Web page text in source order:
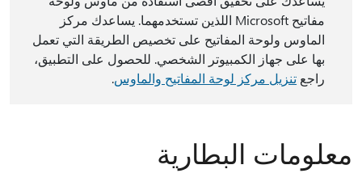
مفاتيح Microsoft اللذين تستخدمهما. يساعدك مركز
الماوس ولوحة المفاتيح على تخصيص الطريقة التي تعمل
بها على جهاز الكمبيوتر الشخصي. للحصول على التطبيق،
راجع تنزيل مركز لوحة المفاتيح والماوس.
معلومات البطارية